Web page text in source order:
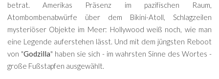
betrat. Amerikas Präsenz im pazifischen Raum,
Atombombenabwürfe über dem Bikini-Atoll, Schlagzeilen
mysteriöser Objekte im Meer: Hollywood weiß noch, wie man
eine Legende auferstehen lässt. Und mit dem jüngsten Reboot
von "Godzilla" haben sie sich - im wahrsten Sinne des Wortes -
große Fußstapfen ausgewählt.